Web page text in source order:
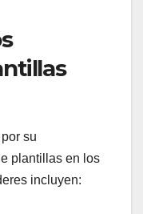
su
plantillas en los
incluyen: